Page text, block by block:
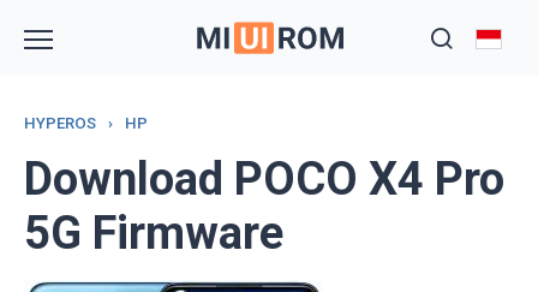
HYPEROS › HP
Download POCO X4 Pro
5G Firmware